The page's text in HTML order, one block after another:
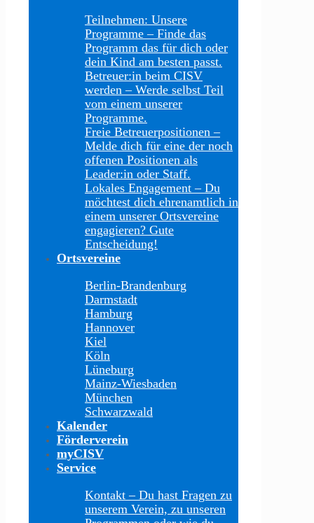
Teilnehmen: Unsere
Programme – Finde das
Programm das für dich oder
dein Kind am besten passt.
Betreuer:in beim CISV
werden – Werde selbst Teil
vom einem unserer
Programme.
Freie Betreuerpositionen –
Melde dich für eine der noch
offenen Positionen als
Leader:in oder Staff.
Lokales Engagement – Du
möchtest dich ehrenamtlich in
einem unserer Ortsvereine
engagieren? Gute
Entscheidung!
Ortsvereine
Berlin-Brandenburg
Darmstadt
Hamburg
Hannover
Kiel
Köln
Lüneburg
Mainz-Wiesbaden
München
Schwarzwald
Kalender
Förderverein
myCISV
Service
Kontakt – Du hast Fragen zu
unserem Verein, zu unseren